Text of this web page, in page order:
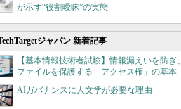
が示す“役割曖昧”の実態
ジャパン 新着記事
【基本情報技術者試験】情報漏えいを防ぎ、
ファイルを保護する「アクセス権」の基本
AIガバナンスに人文学が必要な理由